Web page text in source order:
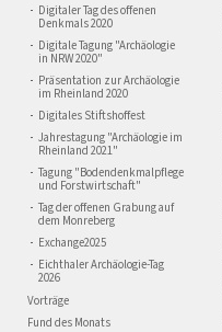
Digitaler Tag des offenen
Denkmals 2020
Digitale Tagung "Archäologie
in NRW 2020"
Präsentation zur Archäologie
im Rheinland 2020
Digitales Stiftshoffest
Jahrestagung "Archäologie im
Rheinland 2021"
Tagung "Bodendenkmalpflege
und Forstwirtschaft"
Tag der offenen Grabung auf
dem Monreberg
Exchange2025
Eichthaler Archäologie-Tag
2026
Vorträge
Fund des Monats